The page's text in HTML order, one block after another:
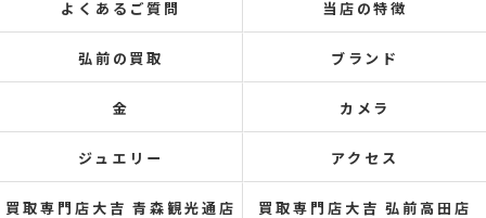
よくあるご質問 当店の特徴
弘前の買取 ブランド
金 カメラ
ジュエリー アクセス
買取専門店大吉 青森観光通店 買取専門店大吉 弘前高田店